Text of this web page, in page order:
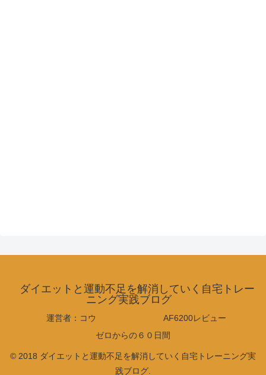
ダイエットと運動不足を解消していく自宅トレー
ニング実践ブログ
運営者：コウ
AF6200レビュー
ゼロからの６０日間
© 2018 ダイエットと運動不足を解消していく自宅トレーニング実
践ブログ.